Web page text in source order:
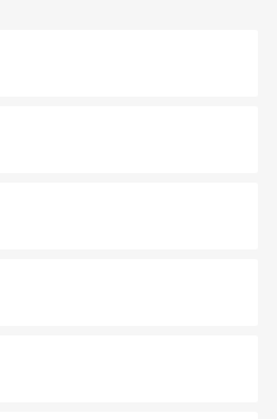
風情を楽しめる外せないスポット